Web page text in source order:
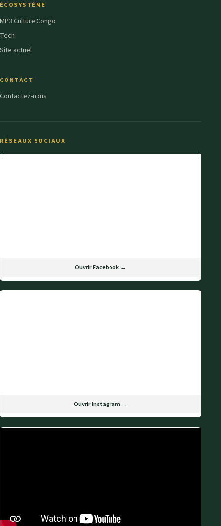
ÉCOSYSTÈME
MP3 Culture Congo
Tech
Site actuel
CONTACT
Contactez-nous
RÉSEAUX SOCIAUX
Ouvrir Facebook →
Ouvrir Instagram →